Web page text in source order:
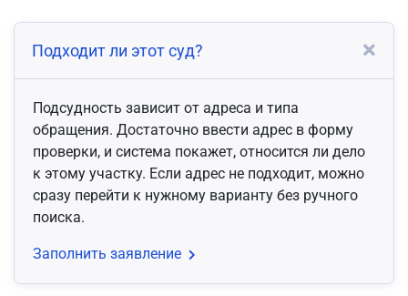
Подходит ли этот суд?
Подсудность зависит от адреса и типа
обращения. Достаточно ввести адрес в форму
проверки, и система покажет, относится ли дело
к этому участку. Если адрес не подходит, можно
сразу перейти к нужному варианту без ручного
поиска.
Заполнить заявление